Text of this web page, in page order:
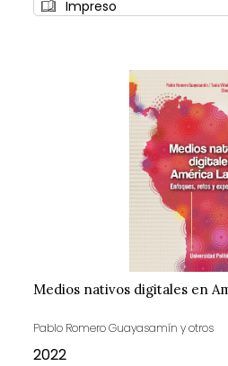
Impreso
Medios nativos digitales en
Pablo Romero Guayasamín y otros
2022